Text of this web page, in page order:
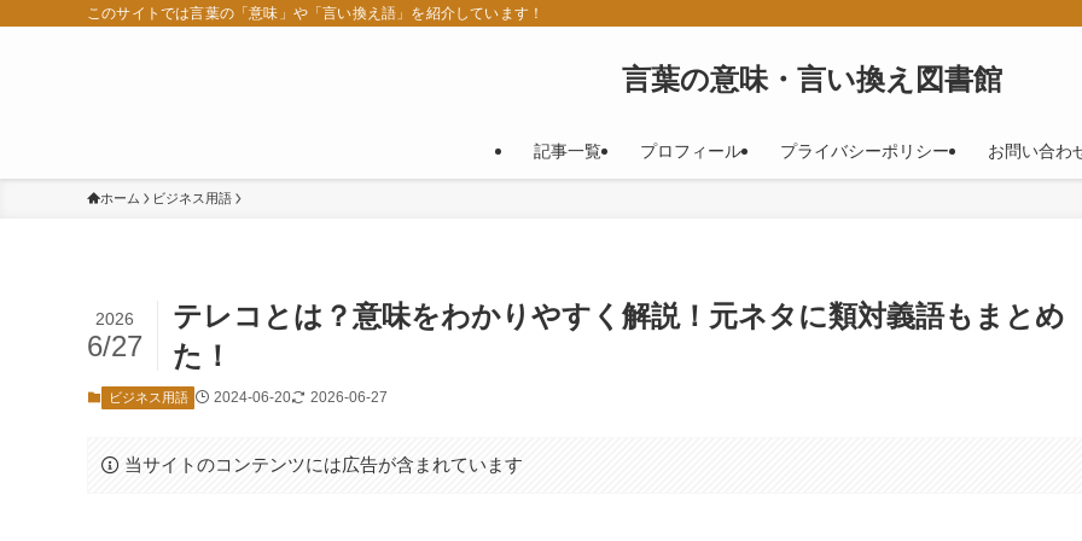
このサイトでは言葉の「意味」や「言い換え語」を紹介しています！
言葉の意味・言い換え図書館
記事一覧 プロフィール プライバシーポリシー お問い合わ
ホーム ビジネス用語
テレコとは？意味をわかりやすく解説！元ネタに類対義語もまとめ
た！
2026
6/27
ビジネス用語 2024-06-20 2026-06-27
当サイトのコンテンツには広告が含まれています